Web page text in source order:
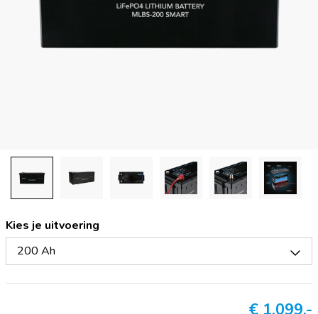
Kies je uitvoering
200 Ah
€ 1.099,-